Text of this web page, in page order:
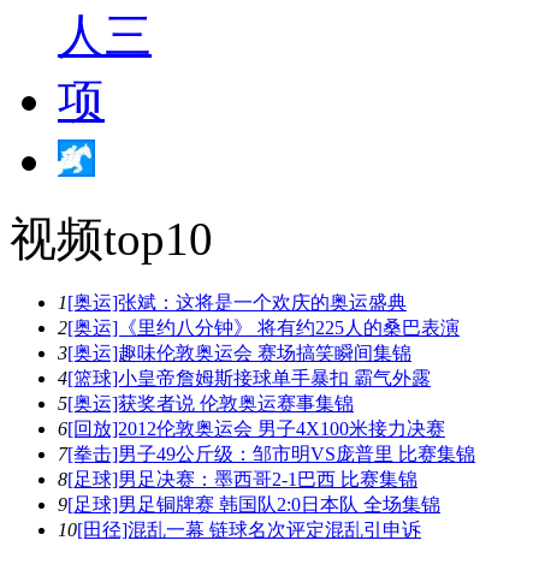
视频top10
1[奥运]张斌：这将是一个欢庆的奥运盛典
2[奥运]《里约八分钟》 将有约225人的桑巴表演
3[奥运]趣味伦敦奥运会 赛场搞笑瞬间集锦
4[篮球]小皇帝詹姆斯接球单手暴扣 霸气外露
5[奥运]获奖者说 伦敦奥运赛事集锦
6[回放]2012伦敦奥运会 男子4X100米接力决赛
7[拳击]男子49公斤级：邹市明VS庞普里 比赛集锦
8[足球]男足决赛：墨西哥2-1巴西 比赛集锦
9[足球]男足铜牌赛 韩国队2:0日本队 全场集锦
10[田径]混乱一幕 链球名次评定混乱引申诉